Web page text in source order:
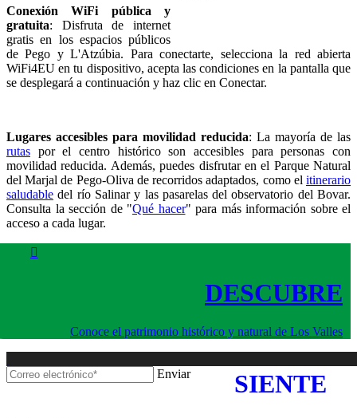
Conexión WiFi pública y
gratuita: Disfruta de internet
gratis en los espacios públicos
de Pego y L'Atzúbia. Para conectarte, selecciona la red abierta
WiFi4EU en tu dispositivo, acepta las condiciones en la pantalla que
se desplegará a continuación y haz clic en Conectar.
Lugares accesibles para movilidad reducida: La mayoría de las
rutas por el centro histórico son accesibles para personas con
movilidad reducida. Además, puedes disfrutar en el Parque Natural
del Marjal de Pego-Oliva de recorridos adaptados, como el itinerario
saludable del río Salinar y las pasarelas del observatorio del Bovar.
Consulta la sección de "Qué hacer" para más información sobre el
acceso a cada lugar.
DESCUBRE
Conoce el patrimonio histórico y natural de Los Valles
SIENTE
Enviar